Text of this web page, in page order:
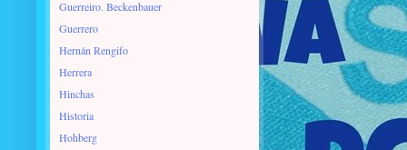
Guerreiro. Beckenbauer
Guerrero
Hernán Rengifo
Herrera
Hinchas
Historia
Hohberg